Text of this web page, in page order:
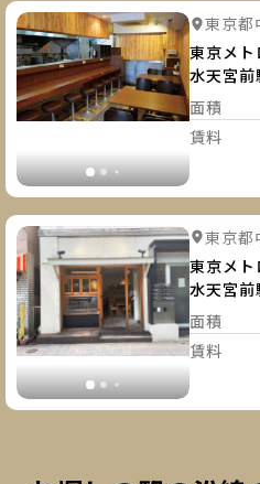
詳細を見る 詳細を
東京都
東京メト
水天宮
面積
賃料
詳細を見る
詳細を見る 詳細を
東京都
東京メト
水天宮
面積
賃料